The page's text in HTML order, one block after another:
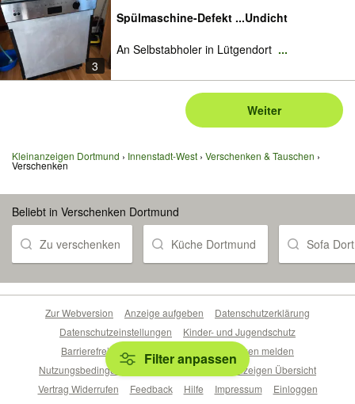
3
Spülmaschine-Defekt ...Undicht
An Selbstabholer in Lütgendort ...
Weiter
Kleinanzeigen Dortmund Innenstadt-West Verschenken & Tauschen
Verschenken
Beliebt in Verschenken Dortmund
Zu verschenken Küche Dortmund Sofa
Filter anpassen
Zur Webversion Anzeige aufgeben
Datenschutzerklärung
Datenschutzeinstellungen
Kinder- und Jugendschutz
Barrierefreiheitserklärung
Sicherheitslücken melden
Nutzungsbedingungen
Beliebte Suchen
Anzeigen Übersicht
Vertrag Widerrufen
Feedback Hilfe Impressum Einloggen